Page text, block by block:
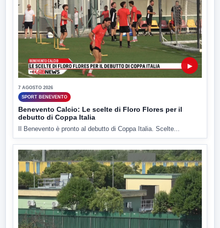
▶
7 AGOSTO 2026
SPORT BENEVENTO
Benevento Calcio: Le scelte di Floro Flores per il
debutto di Coppa Italia
Il Benevento è pronto al debutto di Coppa Italia. Scelte...